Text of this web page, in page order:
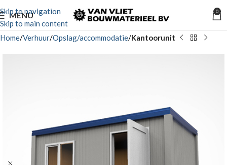
Skip to navigation
Skip to main content
MENU 0
Home Verhuur Opslag/accommodatie Kantoorunit